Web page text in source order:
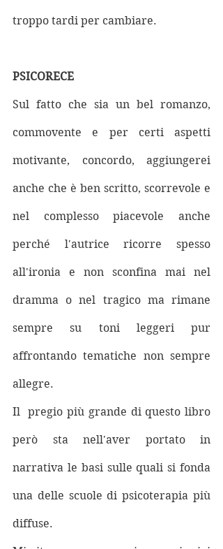
troppo tardi per cambiare.
PSICORECE
Sul fatto che sia un bel romanzo,
commovente e per certi aspetti
motivante, concordo, aggiungerei
anche che è ben scritto, scorrevole e
nel complesso piacevole anche
perché l'autrice ricorre spesso
all'ironia e non sconfina mai nel
dramma o nel tragico ma rimane
sempre su toni leggeri pur
affrontando tematiche non sempre
allegre.
Il  pregio più grande di questo libro
però sta nell'aver portato in
narrativa le basi sulle quali si fonda
una delle scuole di psicoterapia più
diffuse.